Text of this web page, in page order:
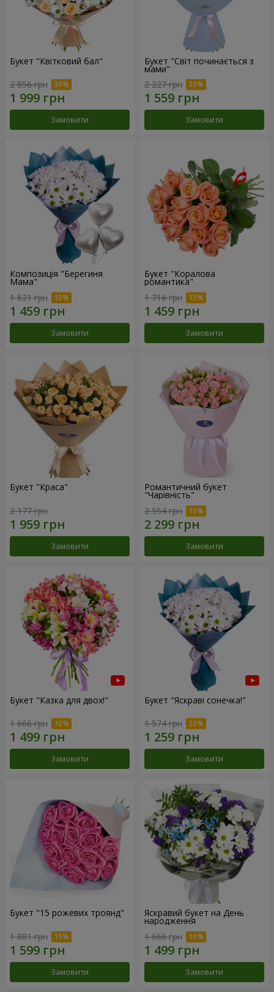
Букет "Квітковий бал"
2 856 грн
Замовити
Букет "Світ починається з
мами"
2 227 грн
Замовити
Композиція "Берегиня
Мама"
1 621 грн
Замовити
Букет "Коралова
романтика"
1 716 грн
Замовити
Букет "Краса"
2 177 грн
Замовити
Романтичний букет
"Чарівність"
2 554 грн
Замовити
Букет "Казка для двох!"
1 666 грн
Замовити
Букет "Яскраві сонечка!"
1 574 грн
Замовити
Букет "15 рожевих троянд"
1 881 грн
Замовити
Яскравий букет на День
народження
1 666 грн
Замовити